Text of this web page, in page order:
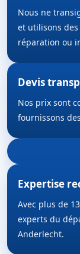
Nous ne
et utilisons
réparation ou
Devis
Nos prix sont
fournissons
Expertise
Avec plus de
experts du
Anderlecht.